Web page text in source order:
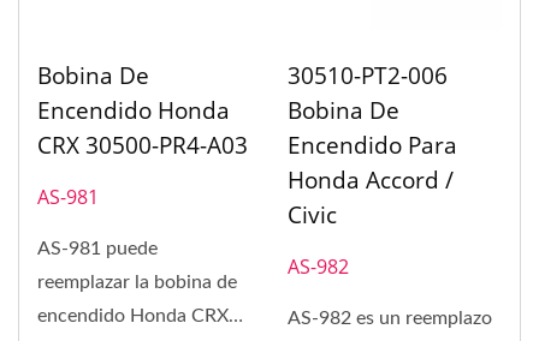
Bobina De
Encendido Honda
CRX 30500-PR4-A03
AS-981
AS-981 puede
reemplazar la bobina de
encendido Honda CRX
30510-PT2-006
Bobina De
Encendido Para
Honda Accord /
Civic
AS-982
AS-982 es un reemplazo